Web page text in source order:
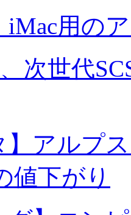
iMac用の
次世代
】アルプ
値下がり